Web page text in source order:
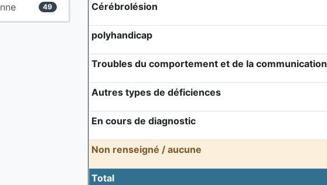
49 Cérébrolésion
polyhandicap
Troubles du comportement et de la communication
Autres types de déficiences
En cours de diagnostic
Non renseigné / aucune
Total